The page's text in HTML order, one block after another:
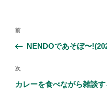
b
k
投
ナ
ビ
ゲ
前
の
稿
前
NENDOであそぼ〜
次
の
次
カレーを食べながら雑談